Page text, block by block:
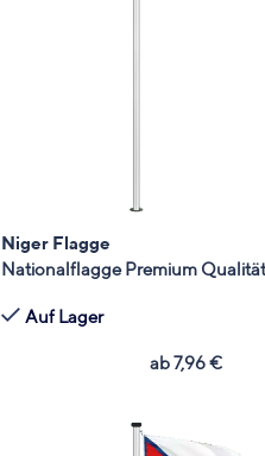
Niger Flagge
Nationalflagge Premium Qualität
Auf Lager
ab7,96€